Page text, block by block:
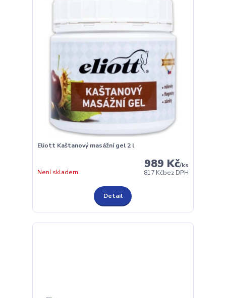
Eliott Kaštanový masážní gel 2 l
989 Kč/ks
817 Kčbez DPH
Není skladem
Detail